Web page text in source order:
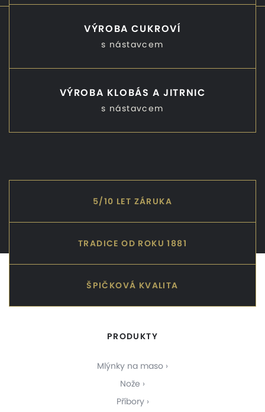
VÝROBA CUKROVÍ
s nástavcem
VÝROBA KLOBÁS A JITRNIC
s nástavcem
5/10 LET ZÁRUKA
TRADICE OD ROKU 1881
ŠPIČKOVÁ KVALITA
PRODUKTY
Mlýnky na maso
Nože
Příbory